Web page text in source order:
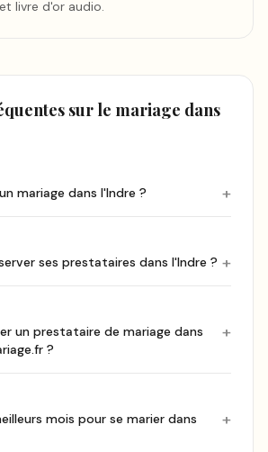
livre d'or audio.
sur le mariage dans
mariage dans l'Indre ? +
ses prestataires dans l'Indre ? +
un prestataire de mariage dans
?
+
mois pour se marier dans
+